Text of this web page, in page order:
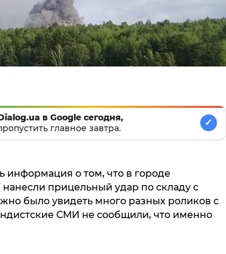
в Google сегодня,
главное завтра.
✓
информация о том, что в городе
прицельный удар по складу с
было увидеть много разных роликов с
СМИ не сообщили, что именно